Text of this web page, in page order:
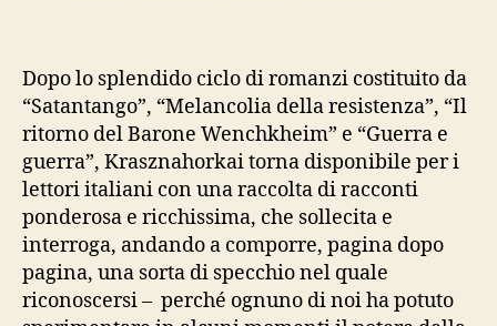
Dopo lo splendido ciclo di romanzi costituito da
“Satantango”, “Melancolia della resistenza”, “Il
ritorno del Barone Wenchkheim” e “Guerra e
guerra”, Krasznahorkai torna disponibile per i
lettori italiani con una raccolta di racconti
ponderosa e ricchissima, che sollecita e
interroga, andando a comporre, pagina dopo
pagina, una sorta di specchio nel quale
riconoscersi – perché ognuno di noi ha potuto